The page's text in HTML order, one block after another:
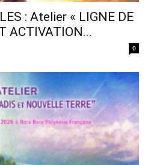
: Atelier « LIGNE DE
ACTIVATION...
0